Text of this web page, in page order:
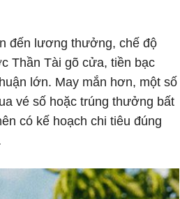
đến lương thưởng, chế độ
Thần Tài gõ cửa, tiền bạc
lớn. May mắn hơn, một số
vé số hoặc trúng thưởng bất
có kế hoạch chi tiêu đúng